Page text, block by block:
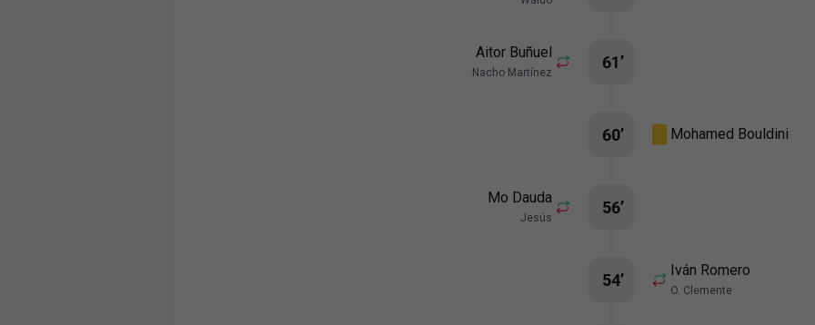
Aitor Buñuel
Nacho Martínez
61’
Mohamed Bouldini
60’
Mo Dauda
Jesús
56’
Iván Romero
O. Clemente
54’